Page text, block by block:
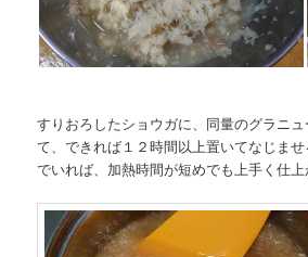
すりおろしたショウガに、同量のグラニ
て、できれば１２時間以上置いてなじま
でいれば、加熱時間が短めでも上手く仕上